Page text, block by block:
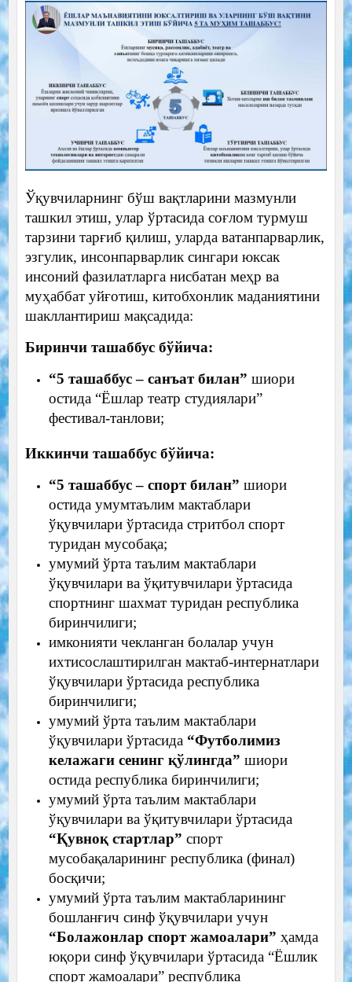
Ўқувчиларнинг бўш вақтларини мазмунли
ташкил этиш, улар ўртасида соғлом турмуш
тарзини тарғиб қилиш, уларда ватанпарварлик,
эзгулик, инсонпарварлик сингари юксак
инсоний фазилатларга нисбатан меҳр ва
муҳаббат уйғотиш, китобхонлик маданиятини
шакллантириш мақсадида:
Биринчи ташаббус бўйича:
“5 ташаббус – санъат билан” шиори
остида “Ёшлар театр студиялари”
фестивал-танлови;
Иккинчи ташаббус бўйича:
“5 ташаббус – спорт билан” шиори
остида умумтаълим мактаблари
ўқувчилари ўртасида стритбол спорт
туридан мусобақа;
умумий ўрта таълим мактаблари
ўқувчилари ва ўқитувчилари ўртасида
спортнинг шахмат туридан республика
биринчилиги;
имконияти чекланган болалар учун
ихтисослаштирилган мактаб-интернатлари
ўқувчилари ўртасида республика
биринчилиги;
умумий ўрта таълим мактаблари
ўқувчилари ўртасида “Футболимиз
келажаги сенинг қўлингда” шиори
остида республика биринчилиги;
умумий ўрта таълим мактаблари
ўқувчилари ва ўқитувчилари ўртасида
“Қувноқ стартлар” спорт
мусобақаларининг республика (финал)
босқичи;
умумий ўрта таълим мактабларининг
бошланғич синф ўқувчилари учун
“Болажонлар спорт жамоалари” ҳамда
юқори синф ўқувчилари ўртасида “Ёшлик
спорт жамоалари” республика